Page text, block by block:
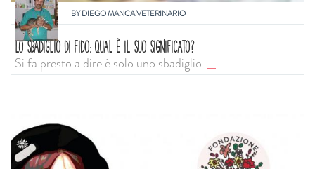
BYDIEGO MANCA VETERINARIO
LO SBADIGLIO DI FIDO: QUAL È IL SUO SIGNIFICATO?
Si fa presto a dire è solo uno sbadiglio....